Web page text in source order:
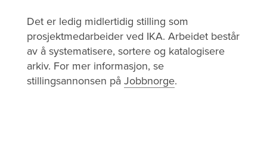
Det er ledig midlertidig stilling som
prosjektmedarbeider ved IKA. Arbeidet består
av å systematisere, sortere og katalogisere
arkiv. For mer informasjon, se
stillingsannonsen på Jobbnorge.